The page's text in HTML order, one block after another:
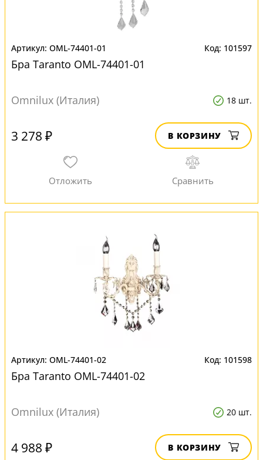
OML-74401-01 101597
Бра Taranto OML-74401-01
Omnilux (Италия) 18 шт.
3 278 ₽ В КОРЗИНУ
OML-74401-02 101598
Бра Taranto OML-74401-02
Omnilux (Италия) 20 шт.
4 988 ₽ В КОРЗИНУ